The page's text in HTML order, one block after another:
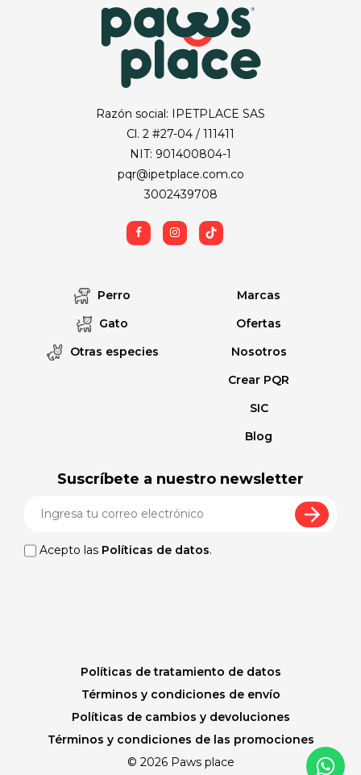
Razón social: IPETPLACE SAS
Cl. 2 #27-04 / 111411
NIT: 901400804-1
pqr@ipetplace.com.co
3002439708
Perro
Gato
Otras especies
Marcas
Ofertas
Nosotros
Crear PQR
SIC
Blog
Suscríbete a nuestro newsletter
Acepto las Políticas de datos.
Políticas de tratamiento de datos
Términos y condiciones de envío
Políticas de cambios y devoluciones
Términos y condiciones de las promociones
© 2026 Paws place